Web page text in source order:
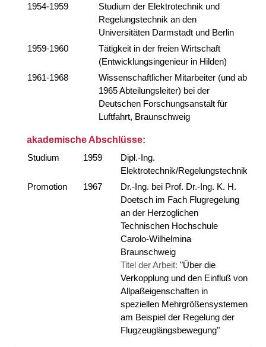
1954-1959
Studium der Elektrotechnik und
Regelungstechnik an den
Universitäten Darmstadt und Berlin
1959-1960
Tätigkeit in der freien Wirtschaft
(Entwicklungsingenieur in Hilden)
1961-1968
Wissenschaftlicher Mitarbeiter (und ab
1965 Abteilungsleiter) bei der
Deutschen Forschungsanstalt für
Luftfahrt, Braunschweig
akademische Abschlüsse:
Studium
1959
Dipl.-Ing.
Elektrotechnik/Regelungstechnik
Promotion
1967
Dr.-Ing. bei Prof. Dr.-Ing. K. H.
Doetsch im Fach Flugregelung
an der Herzoglichen
Technischen Hochschule
Carolo-Wilhelmina
Braunschweig
Titel der Arbeit: "Über die
Verkopplung und den Einfluß von
Allpaßeigenschaften in
speziellen Mehrgrößensystemen
am Beispiel der Regelung der
Flugzeuglängsbewegung"